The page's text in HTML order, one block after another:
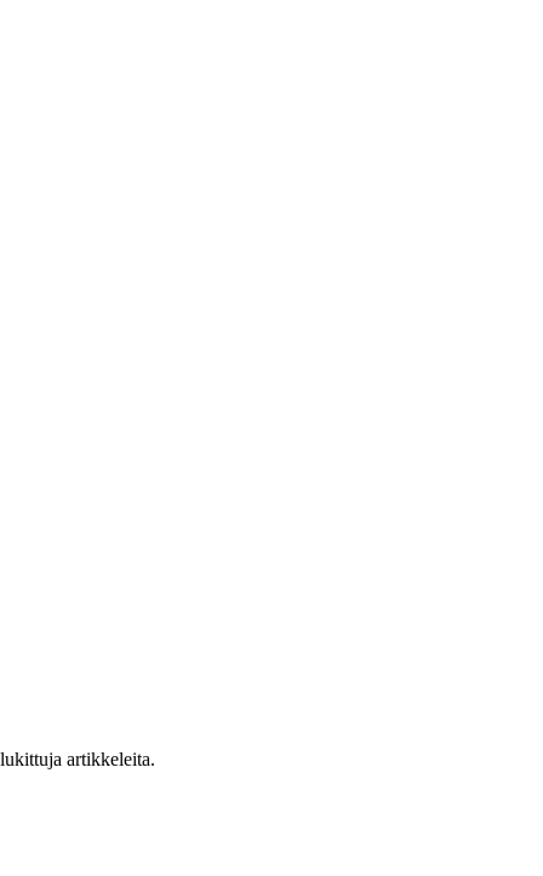
artikkeleita.